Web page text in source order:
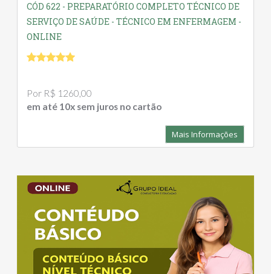
CÓD 622 - PREPARATÓRIO COMPLETO TÉCNICO DE
SERVIÇO DE SAÚDE - TÉCNICO EM ENFERMAGEM -
ONLINE
Por R$ 1260,00
em até 10x sem juros no cartão
Mais Informações